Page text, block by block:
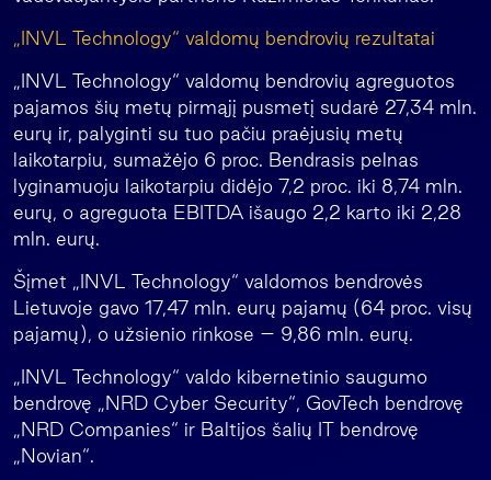
„INVL Technology“ valdomų bendrovių rezultatai
„INVL Technology“ valdomų bendrovių agreguotos
pajamos šių metų pirmąjį pusmetį sudarė 27,34 mln.
eurų ir, palyginti su tuo pačiu praėjusių metų
laikotarpiu, sumažėjo 6 proc. Bendrasis pelnas
lyginamuoju laikotarpiu didėjo 7,2 proc. iki 8,74 mln.
eurų, o agreguota EBITDA išaugo 2,2 karto iki 2,28
mln. eurų.
Šįmet „INVL Technology“ valdomos bendrovės
Lietuvoje gavo 17,47 mln. eurų pajamų (64 proc. visų
pajamų), o užsienio rinkose – 9,86 mln. eurų.
„INVL Technology“ valdo kibernetinio saugumo
bendrovę „NRD Cyber Security“, GovTech bendrovę
„NRD Companies“ ir Baltijos šalių IT bendrovę
„Novian“.